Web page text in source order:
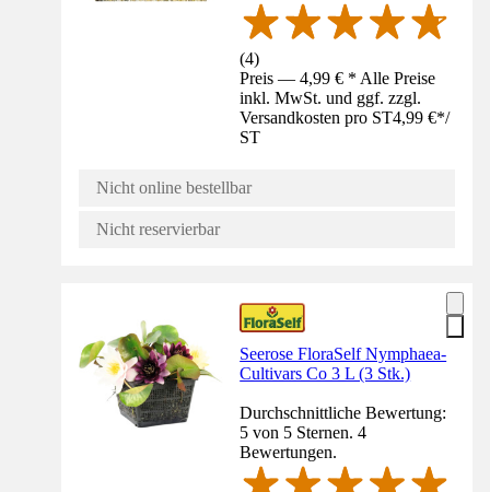
(4)
Preis — 4,99 € * Alle Preise
inkl. MwSt. und ggf. zzgl.
Versandkosten pro ST4,99 €*/
ST
Nicht online bestellbar
Nicht reservierbar
Seerose FloraSelf Nymphaea-
Cultivars Co 3 L (3 Stk.)
Durchschnittliche Bewertung:
5 von 5 Sternen. 4
Bewertungen.